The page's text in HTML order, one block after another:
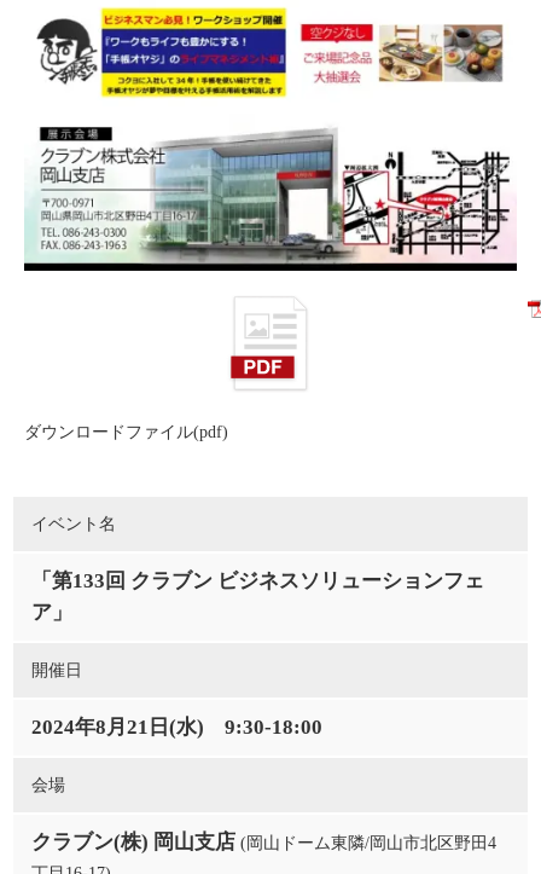
ダウンロードファイル(pdf)
イベント名
「第133回 クラブン ビジネスソリューションフェ
ア」
開催日
2024年8月21日(水) 9:30-18:00
会場
クラブン(株) 岡山支店 (岡山ドーム東隣/岡山市北区野田4